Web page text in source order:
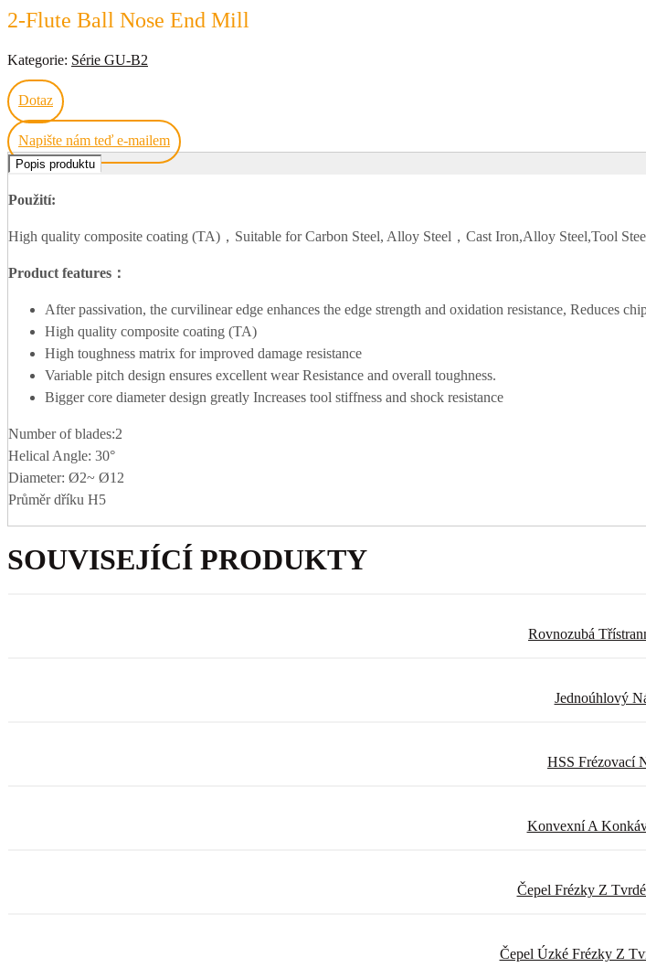
2-Flute Ball Nose End Mill
Kategorie: Série GU-B2
Dotaz
Napište nám teď e-mailem
Popis produktu
Použití:
High quality composite coating (TA)，Suitable for Carbon Steel, Alloy Steel，Cast Iron,Alloy Steel,Tool
Product features：
After passivation, the curvilinear edge enhances the edge strength and oxidation resistance, Reduces
High quality composite coating (TA)
High toughness matrix for improved damage resistance
Variable pitch design ensures excellent wear Resistance and overall toughness.
Bigger core diameter design greatly Increases tool stiffness and shock resistance
Number of blades:2
Helical Angle: 30°
Diameter: Ø2~ Ø12
Průměr dříku H5
SOUVISEJÍCÍ PRODUKTY
Rovnozubá
Jednoúhlový
HSS Frézovací
Konvexní A
Čepel Frézky Z
Čepel Úzké Frézky Z